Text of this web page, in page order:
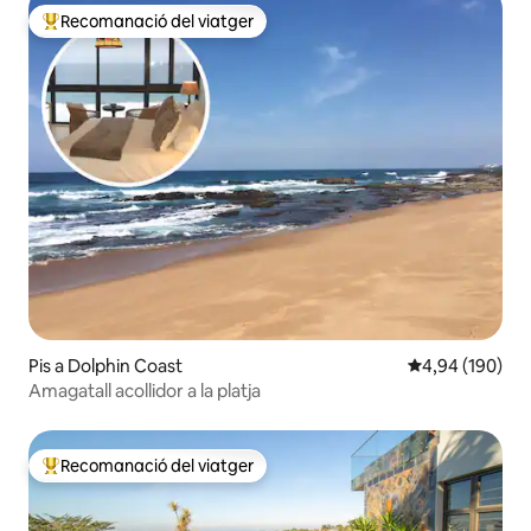
Principals recomanacions dels viatgers
Recomanació del viatger
Pis a Dolphin Coast 4,94 de
4,94 (190)
Amagatall acollidor a la platja
Principals recomanacions dels viatgers
Recomanació del viatger